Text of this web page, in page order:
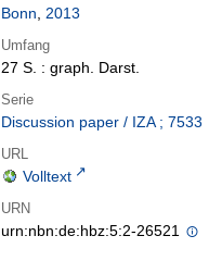
Bonn, 2013
Umfang
27 S. : graph. Darst.
Serie
Discussion paper / IZA ; 7533
URL
Volltext
URN
urn:nbn:de:hbz:5:2-26521